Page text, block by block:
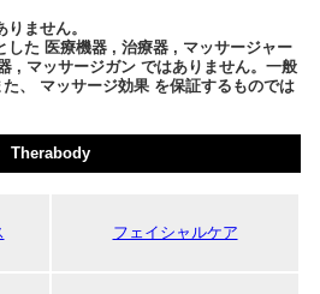
ません。
た 医療機器 , 治療器 , マッサージャー
, マッサージガン ではありません。一般
、 マッサージ効果 を保証するものでは
Therabody
フェイシャルケア